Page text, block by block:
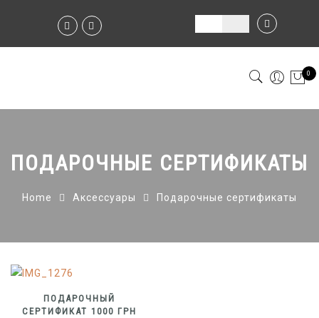
0
ПОДАРОЧНЫЕ СЕРТИФИКАТЫ
Home Аксессуары Подарочные сертификаты
ПОДАРОЧНЫЙ
СЕРТИФИКАТ 1000 ГРН